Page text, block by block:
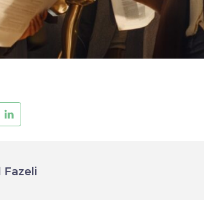
Fazeli